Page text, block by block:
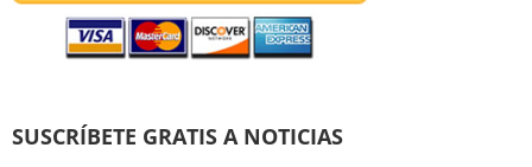
SUSCRÍBETE GRATIS A NOTICIAS